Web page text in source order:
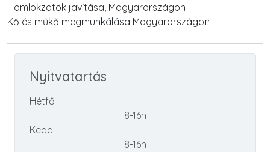
Homlokzatok javítása, Magyarországon
Kő és műkő megmunkálása Magyarországon
Nyitvatartás
Hétfő
8-16h
Kedd
8-16h